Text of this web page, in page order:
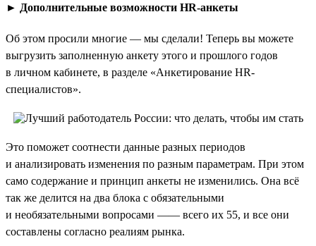
► Дополнительные возможности HR-анкеты
Об этом просили многие — мы сделали! Теперь вы можете
выгрузить заполненную анкету этого и прошлого годов
в личном кабинете, в разделе «Анкетирование HR-
специалистов».
Это поможет соотнести данные разных периодов
и анализировать изменения по разным параметрам. При этом
само содержание и принцип анкеты не изменились. Она всё
так же делится на два блока с обязательными
и необязательными вопросами —— всего их 55, и все они
составлены согласно реалиям рынка.